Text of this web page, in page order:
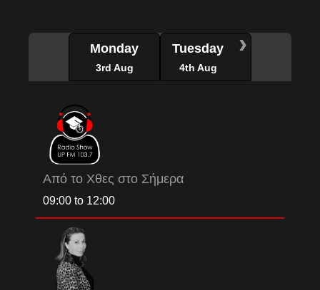
Monday
3rd Aug
Tuesday
4th Aug
›
Από το Χθες στο Σήμερα
09:00 to 12:00